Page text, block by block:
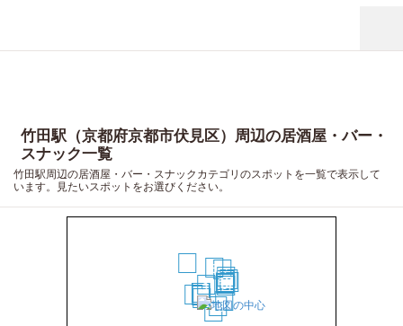
竹田駅（京都府京都市伏見区）周辺の居酒屋・バー・
スナック一覧
竹田駅周辺の居酒屋・バー・スナックカテゴリのスポットを一覧で表示して
います。見たいスポットをお選びください。
1
2
3
4
5
6
7
8
9
10
11
12
1314
15
16
17
19
20